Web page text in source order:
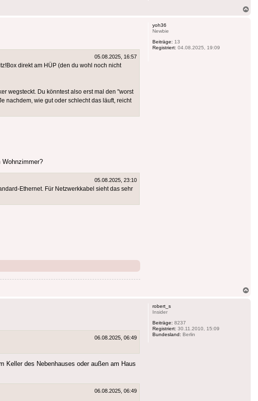
yoh36
Newbie
Beiträge: 13
Registriert: 04.08.2025, 19:09
05.08.2025, 16:57
direkt am HÜP (den du wohl noch nicht
wegsteckt. Du könntest also erst mal den "worst
nachdem, wie gut oder schlecht das läuft, reicht
05.08.2025, 23:10
Ethernet. Für Netzwerkkabel sieht das sehr
robert_s
Insider
Beiträge: 8237
Registriert: 30.11.2010, 15:09
Bundesland: Berlin
06.08.2025, 06:49
Keller des Nebenhauses oder außen am Haus
06.08.2025, 06:49